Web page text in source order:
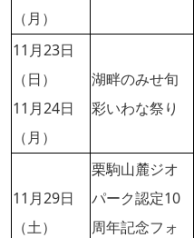
（月）
11月23日
（日）
11月24日
（月）
湖畔のみせ旬
彩いわな祭り
11月29日
（土）
栗駒山麓ジオ
パーク認定10
周年記念フォ